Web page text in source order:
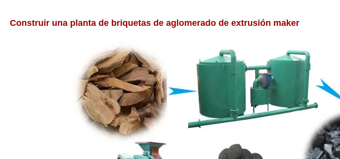
Construir una planta de briquetas de aglomerado de extrusión maker